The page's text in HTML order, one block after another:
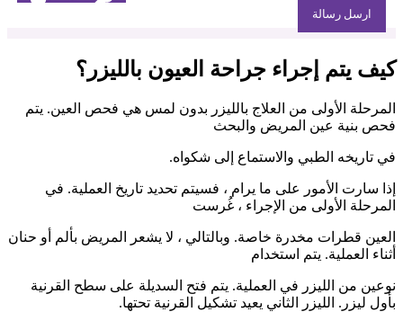
كيف يتم إجراء جراحة العيون بالليزر؟
المرحلة الأولى من العلاج بالليزر بدون لمس هي فحص العين. يتم
فحص بنية عين المريض والبحث
في تاريخه الطبي والاستماع إلى شكواه.
إذا سارت الأمور على ما يرام ، فسيتم تحديد تاريخ العملية. في
المرحلة الأولى من الإجراء ، غُرست
العين قطرات مخدرة خاصة. وبالتالي ، لا يشعر المريض بألم أو حنان
أثناء العملية. يتم استخدام
نوعين من الليزر في العملية. يتم فتح السديلة على سطح القرنية
بأول ليزر. الليزر الثاني يعيد تشكيل القرنية تحتها.